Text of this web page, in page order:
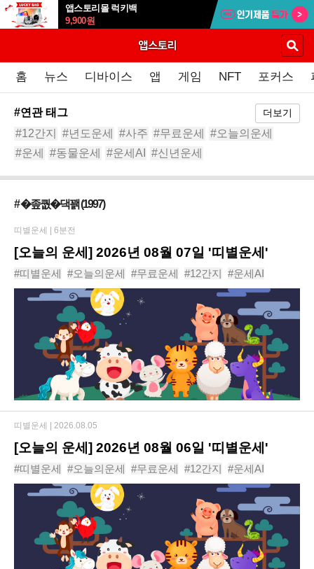
앱스토리몰 럭키백
9,900원
홈 뉴스 디바이스 앱 게임 NFT 포커스
#연관 태그 더보기
#12간지 #년도운세 #사주 #무료운세
#오늘의운세
#운세
#동물운세 #운세AI #신년운세
# �좊퀎�댁꽭(1997)
[오늘의 운세] 2026년 08월 07일 '띠별운세'
#띠별운세 #오늘의운세 #무료운세 #12간지 #운세AI
#동물운세 #운세 #신년운세 #사주 #년도운세
띠별운세 | 6분전
[오늘의 운세] 2026년 08월 06일 '띠별운세'
#띠별운세 #오늘의운세 #무료운세 #12간지 #운세AI
#동물운세 #운세 #신년운세 #사주 #년도운세
띠별운세 | 2026.08.05